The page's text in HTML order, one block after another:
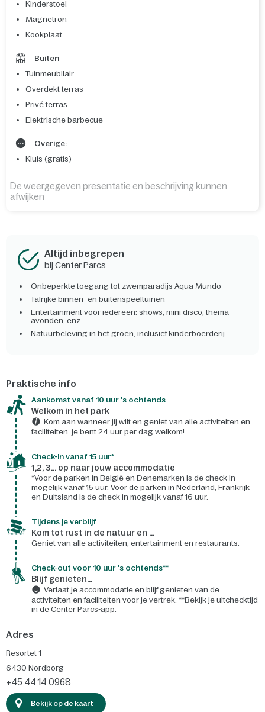
Kinderstoel
Magnetron
Kookplaat
Buiten
Tuinmeubilair
Overdekt terras
Privé terras
Elektrische barbecue
Overige:
Kluis (gratis)
De weergegeven presentatie en beschrijving kunnen
afwijken
Altijd inbegrepen
bij Center Parcs
Onbeperkte toegang tot zwemparadijs Aqua Mundo
Talrijke binnen- en buitenspeeltuinen
Entertainment voor iedereen: shows, mini disco, thema-
avonden, enz.
Natuurbeleving in het groen, inclusief kinderboerderij
Praktische info
Aankomst vanaf 10 uur 's ochtends
Welkom in het park
Kom aan wanneer jij wilt en geniet van alle activiteiten en
faciliteiten: je bent 24 uur per dag welkom!
Check-in vanaf 15 uur*
1,2, 3... op naar jouw accommodatie
*Voor de parken in België en Denemarken is de check-in
mogelijk vanaf 15 uur. Voor de parken in Nederland, Frankrijk
en Duitsland is de check-in mogelijk vanaf 16 uur.
Tijdens je verblijf
Kom tot rust in de natuur en ...
Geniet van alle activiteiten, entertainment en restaurants.
Check-out voor 10 uur 's ochtends**
Blijf genieten...
Verlaat je accommodatie en blijf genieten van de
activiteiten en faciliteiten voor je vertrek. **Bekijk je uitchecktijd
in de Center Parcs-app.
Adres
Resortet 1
6430 Nordborg
+45 44 14 0968
Bekijk op de kaart